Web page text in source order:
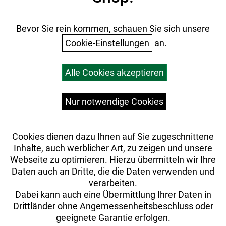
Ihr Einkauf
Versandkosten
Bevor Sie rein kommen, schauen Sie sich unsere
Cookie-Einstellungen an.
Alle Cookies akzeptieren
Nur notwendige Cookies
Cookies dienen dazu Ihnen auf Sie zugeschnittene
Inhalte, auch werblicher Art, zu zeigen und unsere
Webseite zu optimieren. Hierzu übermitteln wir Ihre
Daten auch an Dritte, die die Daten verwenden und
verarbeiten.
Dabei kann auch eine Übermittlung Ihrer Daten in
Drittländer ohne Angemessenheitsbeschluss oder
geeignete Garantie erfolgen.